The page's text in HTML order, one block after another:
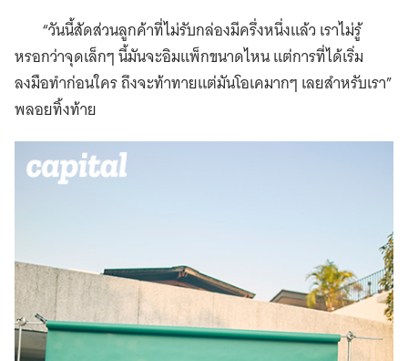
“วันนี้สัดส่วนลูกค้าที่ไม่รับกล่องมีครึ่งหนึ่งแล้ว เราไม่รู้
หรอกว่าจุดเล็กๆ นี้มันจะอิมแพ็กขนาดไหน แต่การที่ได้เริ่ม
ลงมือทำก่อนใคร ถึงจะท้าทายแต่มันโอเคมากๆ เลยสำหรับเรา”
พลอยทิ้งท้าย